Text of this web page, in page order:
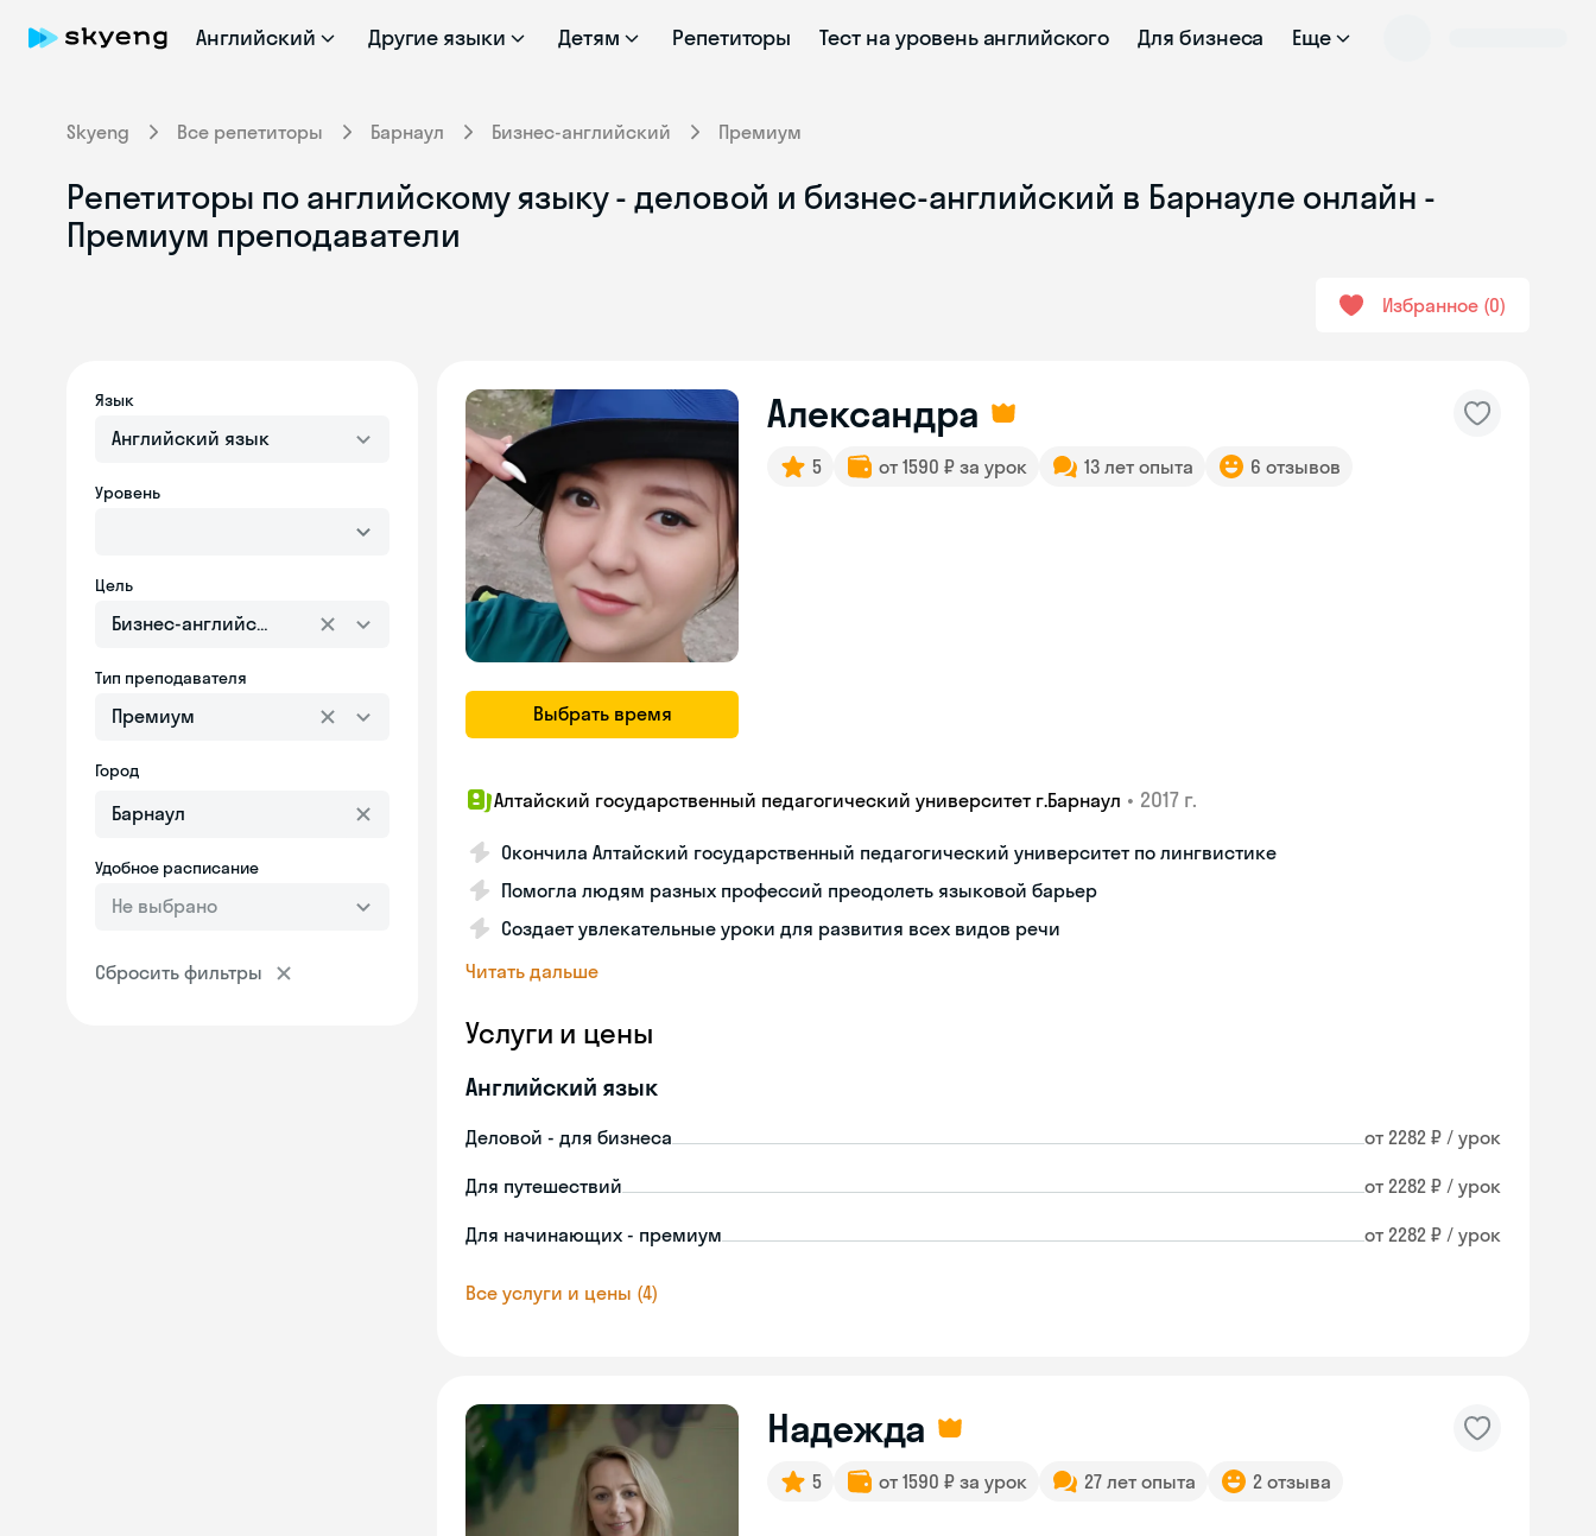
Английский Другие языки Детям Репетиторы Тест на уровень английского Для бизнеса Еще
Skyeng Все репетиторы Барнаул Бизнес-английский Премиум
Репетиторы по английскому языку - деловой и бизнес-английский в Барнауле онлайн -
Премиум преподаватели
Избранное 0
Язык
Английский язык
Уровень
Цель
Бизнес-английский
Тип преподавателя
Премиум
Город
Удобное расписание
Не выбрано
Сбросить фильтры
Выбрать время
Александра
5 от 1590 ₽ за урок 13 лет опыта 6 отзывов
Алтайский государственный педагогический университет г.Барнаул • 2017 г.
Окончила Алтайский государственный педагогический университет по лингвистике
Помогла людям разных профессий преодолеть языковой барьер
Создает увлекательные уроки для развития всех видов речи
Читать дальше
Услуги и цены
Английский язык
Деловой - для бизнеса от 2282 ₽ / урок
Для путешествий от 2282 ₽ / урок
Для начинающих - премиум от 2282 ₽ / урок
Все услуги и цены (4)
Надежда
5 от 1590 ₽ за урок 27 лет опыта 2 отзыва